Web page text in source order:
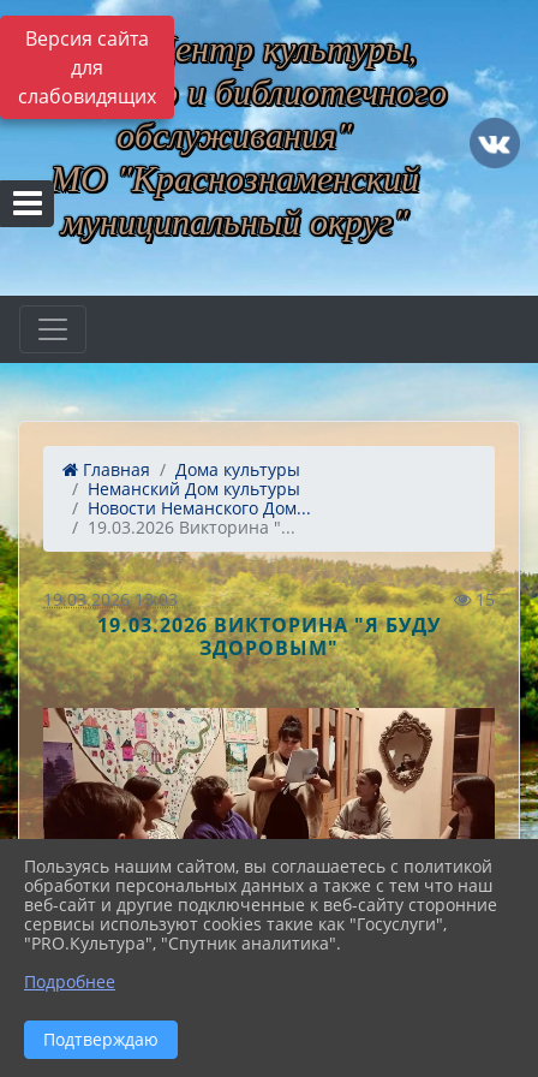
Версия сайта
для
слабовидящих
МБУ "Центр культуры,
музейного и библиотечного
обслуживания"
МО "Краснознаменский
муниципальный округ"
Главная
Дома культуры
Неманский Дом культуры
Новости Неманского Дом...
19.03.2026 Викторина "...
19.03.2026 13:03 15
19.03.2026 ВИКТОРИНА "Я БУДУ
ЗДОРОВЫМ"
Пользуясь нашим сайтом, вы соглашаетесь с политикой
обработки персональных данных а также с тем что наш
веб-сайт и другие подключенные к веб-сайту сторонние
сервисы используют cookies такие как "Госуслуги",
"PRO.Культура", "Спутник аналитика".
Подробнее
Подтверждаю